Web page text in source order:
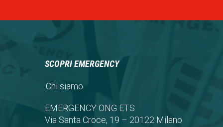
SCOPRI EMERGENCY
Chi siamo
EMERGENCY ONG ETS
Via Santa Croce, 19 – 20122 Milano